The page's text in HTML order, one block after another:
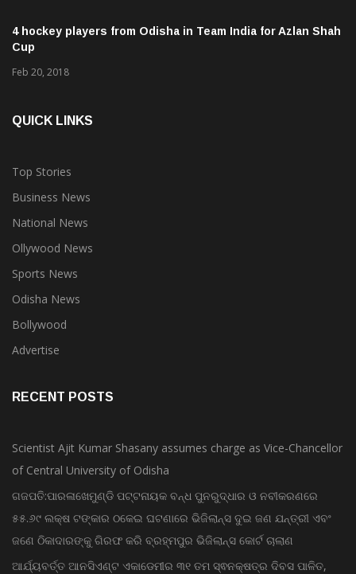
4 hockey players from Odisha in Team India for Azlan Shah
Cup
Feb 20, 2018
QUICK LINKS
Top Stories
Business News
National News
Ollywood News
Sports News
Odisha News
Bollywood
Advertise
RECENT POSTS
Scientist Ajit Kumar Shasany assumes charge as Vice-Chancellor
of Central University of Odisha
ଗଜପତି:ପାରଳାଖେମୁଣ୍ଡି ପଟ୍ଟନାୟକ ବନ୍ଧ ପୁନରୁଦ୍ଧାର ଓ ନବୀକରଣରେ
୫୫.୬୯ ଲକ୍ଷ ଟଙ୍କାର ଠକେଇ ଘଟଣାରେ ଭିଜିଲାନ୍ସ ଦୁଇ ଜଣ ଯନ୍ତ୍ରୀ ଏବଂ
ଜଣେ ଠିକାଦାରଙ୍କୁ ଗିରଫ କରି ବ୍ରହ୍ମପୁର ଭିଜିଲାନ୍ସ କୋର୍ଟ ଚାଲାଣ
ଆର୍ଯ୍ୟବର୍ତ୍ତ ଆନସିଏଣ୍ଟ ଏକାଡେମୀର ୩୧ ତମ ସ୍ଵନକ୍ଷତ୍ର ଦିବସ ପାଳିତ,